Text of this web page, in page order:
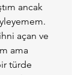
ancak
açan ve
ama
türde